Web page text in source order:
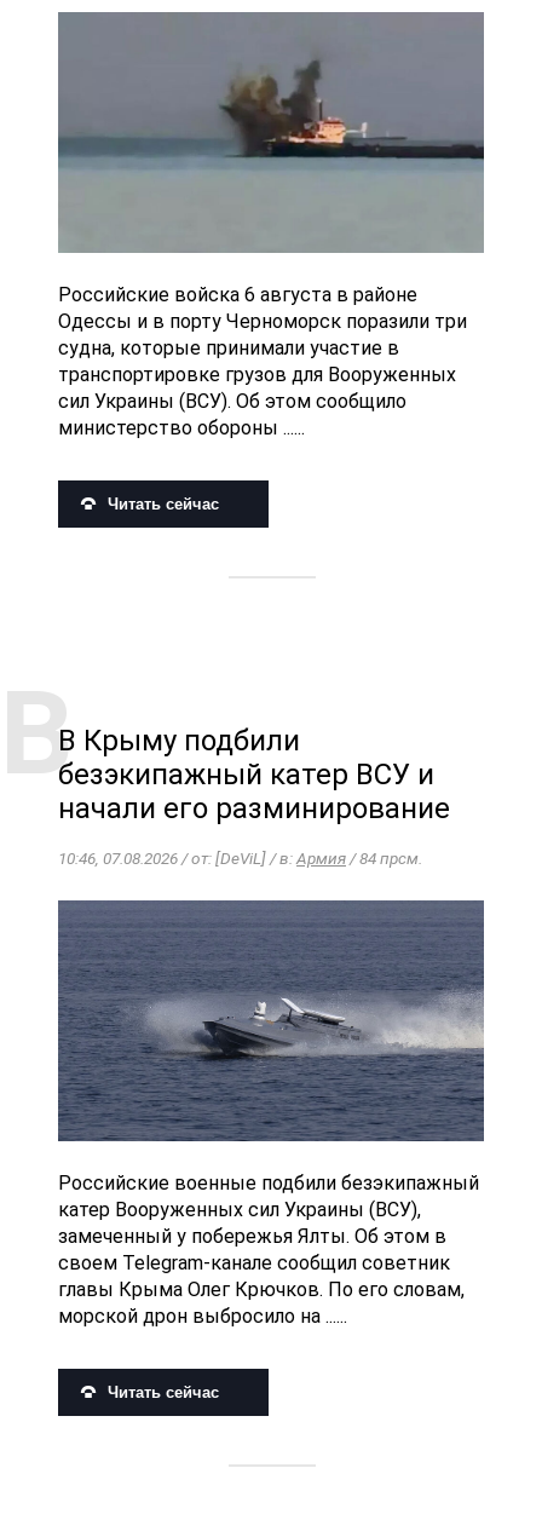
Российские войска 6 августа в районе
Одессы и в порту Черноморск поразили три
судна, которые принимали участие в
транспортировке грузов для Вооруженных
сил Украины (ВСУ). Об этом сообщило
министерство обороны ......
Читать сейчас
В Крыму подбили
безэкипажный катер ВСУ и
начали его разминирование
10:46, 07.08.2026 / от: [DeViL] / в:Армия/ 84 прсм.
Российские военные подбили безэкипажный
катер Вооруженных сил Украины (ВСУ),
замеченный у побережья Ялты. Об этом в
своем Telegram-канале сообщил советник
главы Крыма Олег Крючков. По его словам,
морской дрон выбросило на ......
Читать сейчас